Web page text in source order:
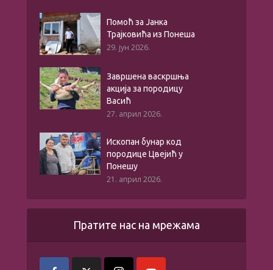
Помоћ за Јанка
Трајковића из Понеша
29. јун 2026.
Завршена васкршња
акција за породицу
Васић
27. април 2026.
Ископан бунар код
породице Цвејић у
Понешу
21. април 2026.
Пратите нас на мрежама